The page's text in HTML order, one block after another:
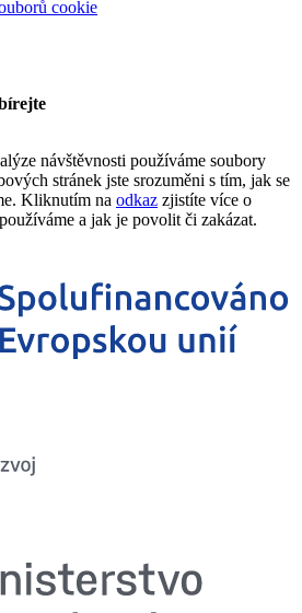
cookie
návštěvnosti používáme soubory
stránek jste srozuměni s tím, jak se
Kliknutím na odkaz zjistíte více o
a jak je povolit či zakázat.